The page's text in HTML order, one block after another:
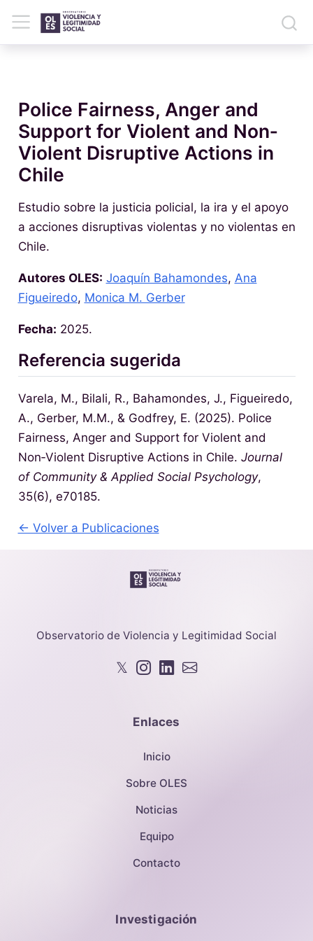
Police Fairness, Anger and
Support for Violent and Non‐
Violent Disruptive Actions in
Chile
Estudio sobre la justicia policial, la ira y el apoyo
a acciones disruptivas violentas y no violentas en
Chile.
Autores OLES: Joaquín Bahamondes, Ana
Figueiredo, Monica M. Gerber
Fecha: 2025.
Referencia sugerida
Varela, M., Bilali, R., Bahamondes, J., Figueiredo,
A., Gerber, M.M., & Godfrey, E. (2025). Police
Fairness, Anger and Support for Violent and
Non‐Violent Disruptive Actions in Chile. Journal
of Community & Applied Social Psychology,
35(6), e70185.
← Volver a Publicaciones
Observatorio de Violencia y Legitimidad Social
𝕏
Enlaces
Inicio
Sobre OLES
Noticias
Equipo
Contacto
Investigación